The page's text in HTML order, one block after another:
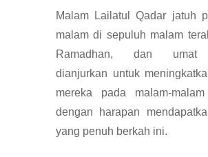
Malam Lailatul Qadar jatuh
malam di sepuluh malam
Ramadhan, dan umat
dianjurkan untuk
mereka pada malam-
dengan harapan
yang penuh berkah ini.